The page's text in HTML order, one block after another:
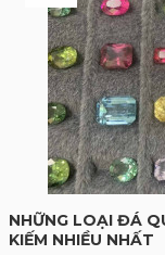
NHỮNG LOẠI ĐÁ
KIẾM NHIỀU NHẤT